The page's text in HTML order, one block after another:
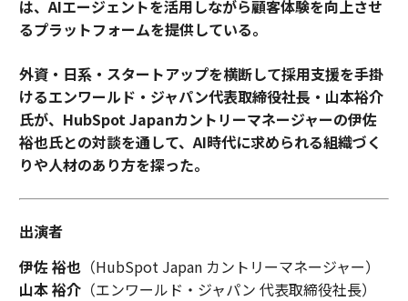
は、AIエージェントを活用しながら顧客体験を向上させ
るプラットフォームを提供している。
外資・日系・スタートアップを横断して採用支援を手掛
けるエンワールド・ジャパン代表取締役社長・山本裕介
氏が、HubSpot Japanカントリーマネージャーの伊佐
裕也氏との対談を通して、AI時代に求められる組織づく
りや人材のあり方を探った。
出演者
伊佐 裕也（HubSpot Japan カントリーマネージャー）
山本 裕介（エンワールド・ジャパン 代表取締役社長）